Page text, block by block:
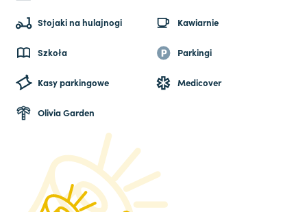
Stojaki na hulajnogi Kawiarnie
Szkoła Parkingi
Kasy parkingowe Medicover
Olivia Garden